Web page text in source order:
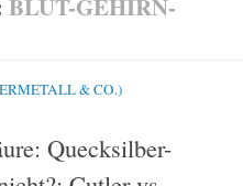
BLUT-GEHIRN-
& CO.)
Quecksilber-